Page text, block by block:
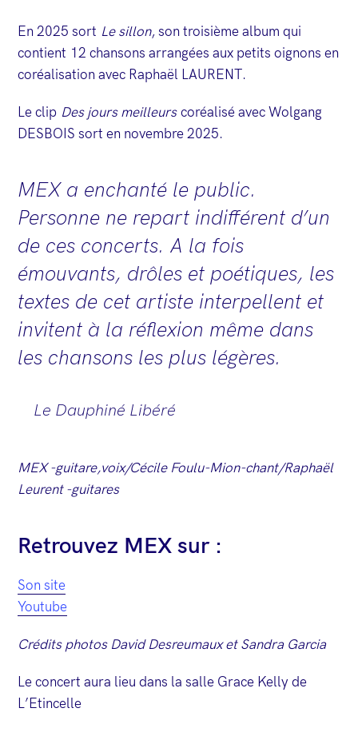
En 2025 sort Le sillon, son troisième album qui
contient 12 chansons arrangées aux petits oignons en
coréalisation avec Raphaël LAURENT.
Le clip Des jours meilleurscoréalisé avec Wolgang
DESBOIS sort en novembre 2025.
MEX a enchanté le public.
Personne ne repart indifférent d’un
de ces concerts. A la fois
émouvants, drôles et poétiques, les
textes de cet artiste interpellent et
invitent à la réflexion même dans
les chansons les plus légères.
Le Dauphiné Libéré
MEX -guitare,voix/Cécile Foulu-Mion-chant/Raphaël
Leurent -guitares
Retrouvez MEX sur :
Son site
Youtube
Crédits photos David Desreumaux et Sandra Garcia
Le concert aura lieu dans la salle Grace Kelly de
L’Etincelle